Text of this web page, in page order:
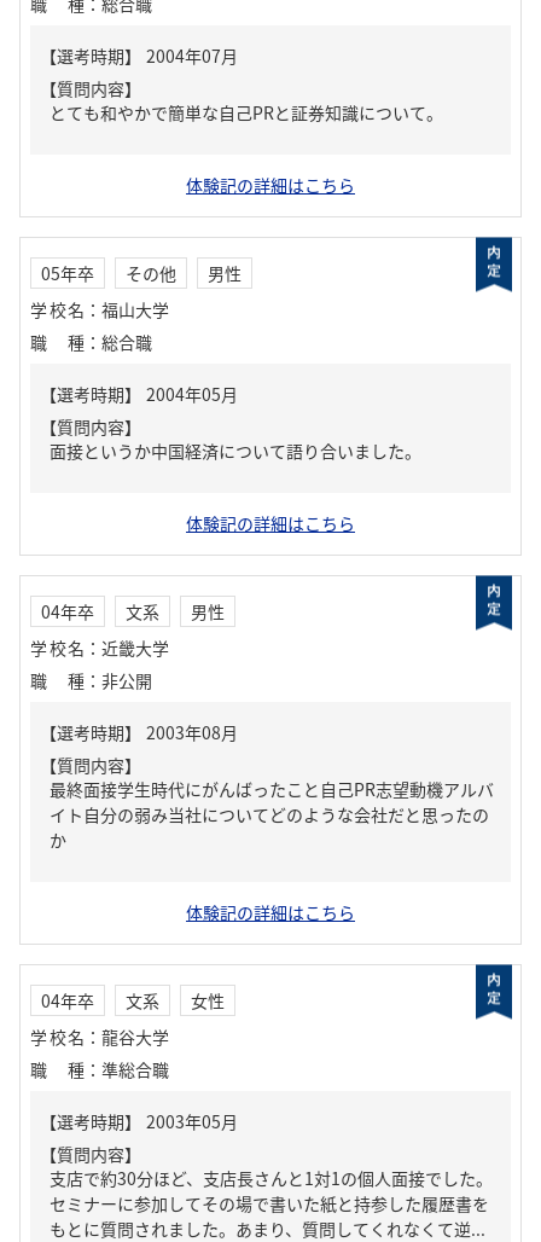
【質問内容】
とても和やかで簡単な自己PRと証券知識について。
体験記の詳細はこちら
05年卒 その他
男性
学校名 ： 福山大学
職種 ： 総合職
【質問内容】
面接というか中国経済について語り合いました。
体験記の詳細はこちら
04年卒 文系
男性
学校名 ： 近畿大学
職種 ： 非公開
【質問内容】
最終面接学生時代にがんばったこと自己PR志望動機アルバ
イト自分の弱み当社についてどのような会社だと思ったの
か
体験記の詳細はこちら
04年卒 文系
女性
学校名 ： 龍谷大学
職種 ： 準総合職
【質問内容】
支店で約30分ほど、支店長さんと1対1の個人面接でした。
セミナーに参加してその場で書いた紙と持参した履歴書を
もとに質問されました。あまり、質問してくれなくて逆...